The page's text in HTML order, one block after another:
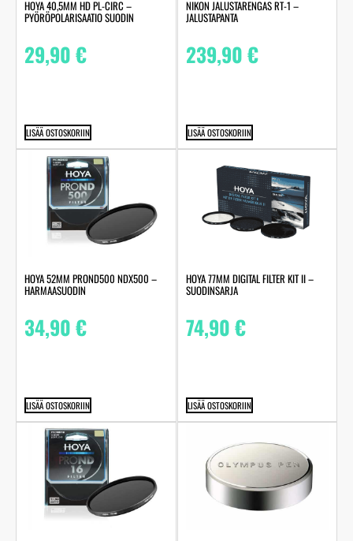
HOYA 40,5MM HD PL-CIRC –
PYÖRÖPOLARISAATIO SUODIN
29,90€
LISÄÄ OSTOSKORIIN
NIKON JALUSTARENGAS RT-1 –
JALUSTAPANTA
239,90€
LISÄÄ OSTOSKORIIN
HOYA 52MM PROND500 NDX500 –
HARMAASUODIN
34,90€
LISÄÄ OSTOSKORIIN
HOYA 77MM DIGITAL FILTER KIT II –
SUODINSARJA
74,90€
LISÄÄ OSTOSKORIIN